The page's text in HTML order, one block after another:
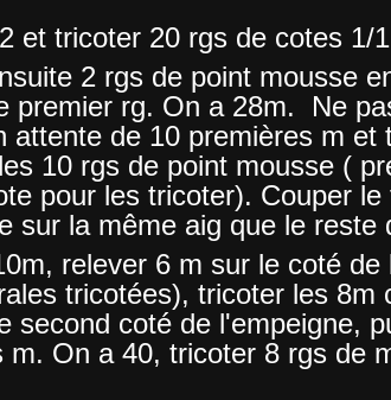
et tricoter 20 rgs de cotes 1/
2 rgs de point mousse
premier rg. On a 28m. Ne
attente de 10 premières m et
10 rgs de point mousse (
pour les tricoter). Couper
sur la même aig que le reste
relever 6 m sur le coté de
tricotées), tricoter les 8m
second coté de l'empeigne,
m. On a 40, tricoter 8 rgs de